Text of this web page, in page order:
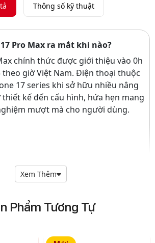
Thông số kỹ thuật
Pro Max ra mắt khi nào?
chính thức được giới thiệu vào 0h
theo giờ Việt Nam. Điện thoại thuộc
17 series khi sở hữu nhiều nâng
kế đến cấu hình, hứa hẹn mang
mượt mà cho người dùng.
Xem Thêm
Phẩm Tương Tự